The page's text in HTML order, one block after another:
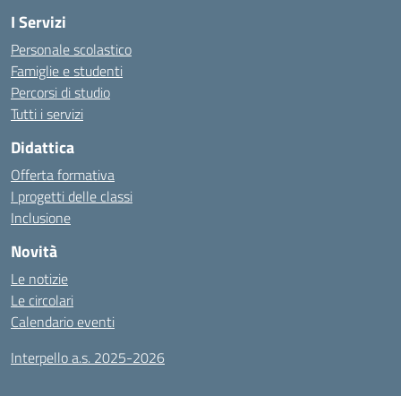
I Servizi
Personale scolastico
Famiglie e studenti
Percorsi di studio
Tutti i servizi
Didattica
Offerta formativa
I progetti delle classi
Inclusione
Novità
Le notizie
Le circolari
Calendario eventi
Interpello a.s. 2025-2026